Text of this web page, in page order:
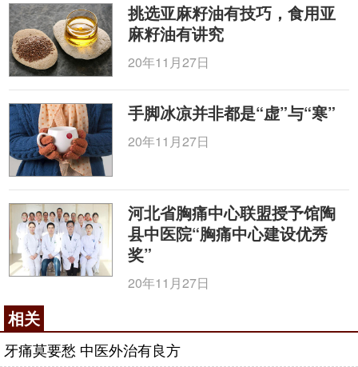
挑选亚麻籽油有技巧，食用亚
麻籽油有讲究
20年11月27日
手脚冰凉并非都是“虚”与“寒”
20年11月27日
河北省胸痛中心联盟授予馆陶
县中医院“胸痛中心建设优秀
奖”
20年11月27日
相关
牙痛莫要愁 中医外治有良方